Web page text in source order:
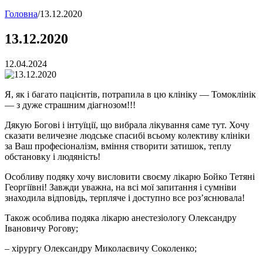
Головна/13.12.2020
13.12.2020
12.04.2024
Я, як і багато пацієнтів, потрапила в цю клініку — Томоклінік
— з дуже страшним діагнозом!!!
Дякую Богові і інтуїції, що вибрала лікування саме тут. Хочу
сказати величезне людське спасибі всьому колективу клініки
за Ваш професіоналізм, вміння створити затишок, теплу
обстановку і людяність!
Особливу подяку хочу висловити своєму лікарю Бойко Тетяні
Георгіївні! Завжди уважна, на всі мої запитання і сумніви
знаходила відповідь, терпляче і доступно все роз’яснювала!
Також особлива подяка лікарю анестезіологу Олександру
Івановичу Рогову;
– хірургу Олександру Миколаєвичу Соколенко;